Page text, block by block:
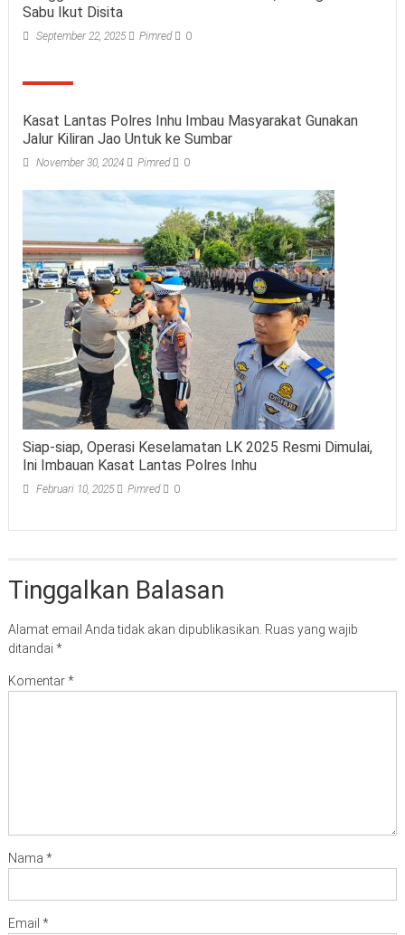
Sabu Ikut Disita
September 22, 2025 Pimred 0
Kasat Lantas Polres Inhu Imbau Masyarakat Gunakan
Jalur Kiliran Jao Untuk ke Sumbar
November 30, 2024 Pimred 0
Siap-siap, Operasi Keselamatan LK 2025 Resmi Dimulai,
Ini Imbauan Kasat Lantas Polres Inhu
Februari 10, 2025 Pimred 0
Tinggalkan Balasan
Alamat email Anda tidak akan dipublikasikan. Ruas yang wajib
ditandai *
Komentar*
Nama *
Email *